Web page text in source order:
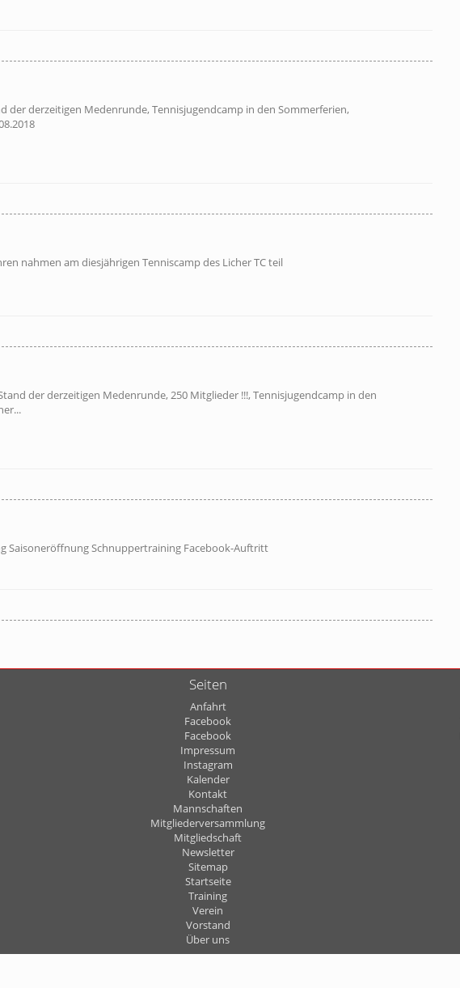
der derzeitigen Medenrunde, Tennisjugendcamp in den Sommerferien,
nahmen am diesjährigen Tenniscamp des Licher TC teil
der derzeitigen Medenrunde, 250 Mitglieder !!!, Tennisjugendcamp in den
Saisoneröffnung Schnuppertraining Facebook-Auftritt
Seiten
Anfahrt
Facebook
Facebook
Impressum
Instagram
Kalender
Kontakt
Mannschaften
Mitgliederversammlung
Mitgliedschaft
Newsletter
Sitemap
Startseite
Training
Verein
Vorstand
Über uns